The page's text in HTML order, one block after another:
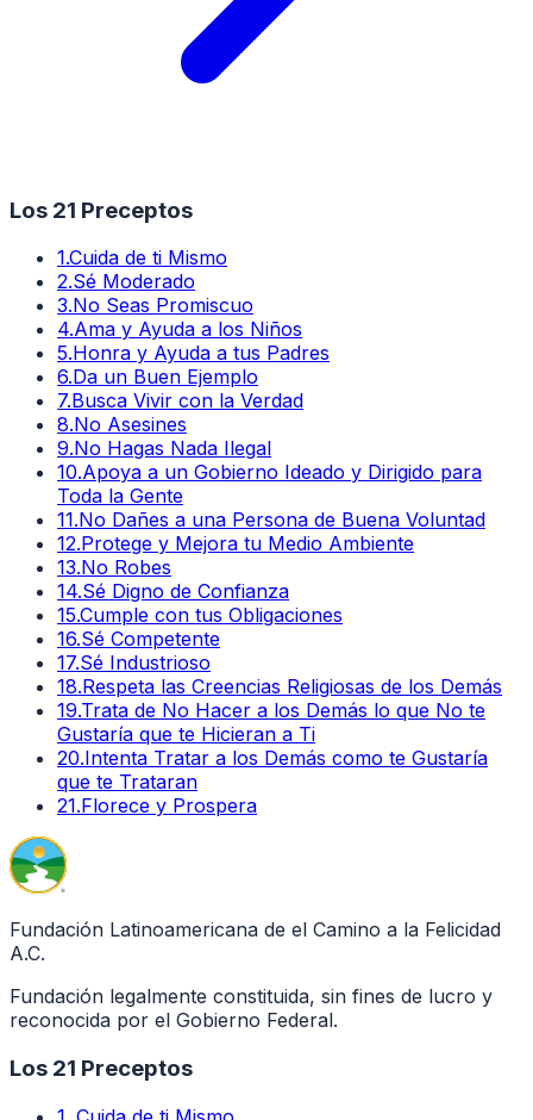
Los 21 Preceptos
1.Cuida de ti Mismo
2.Sé Moderado
3.No Seas Promiscuo
4.Ama y Ayuda a los Niños
5.Honra y Ayuda a tus Padres
6.Da un Buen Ejemplo
7.Busca Vivir con la Verdad
8.No Asesines
9.No Hagas Nada Ilegal
10.Apoya a un Gobierno Ideado y Dirigido para
Toda la Gente
11.No Dañes a una Persona de Buena Voluntad
12.Protege y Mejora tu Medio Ambiente
13.No Robes
14.Sé Digno de Confianza
15.Cumple con tus Obligaciones
16.Sé Competente
17.Sé Industrioso
18.Respeta las Creencias Religiosas de los Demás
19.Trata de No Hacer a los Demás lo que No te
Gustaría que te Hicieran a Ti
20.Intenta Tratar a los Demás como te Gustaría
que te Trataran
21.Florece y Prospera
Fundación Latinoamericana de el Camino a la Felicidad
A.C.
Fundación legalmente constituida, sin fines de lucro y
reconocida por el Gobierno Federal.
Los 21 Preceptos